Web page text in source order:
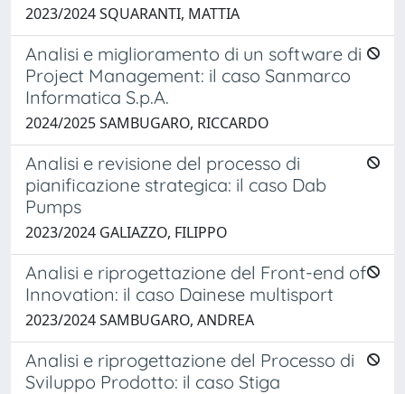
2023/2024 SQUARANTI, MATTIA
Analisi e miglioramento di un software di
Project Management: il caso Sanmarco
Informatica S.p.A.
2024/2025 SAMBUGARO, RICCARDO
Analisi e revisione del processo di
pianificazione strategica: il caso Dab
Pumps
2023/2024 GALIAZZO, FILIPPO
Analisi e riprogettazione del Front-end of
Innovation: il caso Dainese multisport
2023/2024 SAMBUGARO, ANDREA
Analisi e riprogettazione del Processo di
Sviluppo Prodotto: il caso Stiga